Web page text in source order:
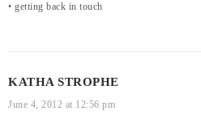
• getting back in touch
KATHA STROPHE
June 4, 2012 at 12:56 pm